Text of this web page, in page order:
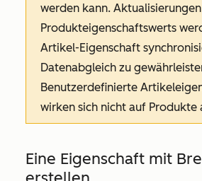
werden kann.
Produkteigenschaftswerts
Artikel-Eigenschaft
Datenabgleich zu
Benutzerdefinierte
wirken sich nicht auf Produkte
Eine Eigenschaft mit